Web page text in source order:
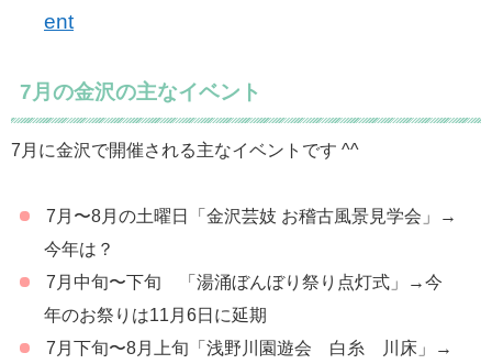
ent
7月の金沢の主なイベント
7月に金沢で開催される主なイベントです ^^
7月〜8月の土曜日「金沢芸妓 お稽古風景見学会」→
今年は？
7月中旬〜下旬 「湯涌ぼんぼり祭り点灯式」→今
年のお祭りは11月6日に延期
7月下旬〜8月上旬「浅野川園遊会 白糸 川床」→